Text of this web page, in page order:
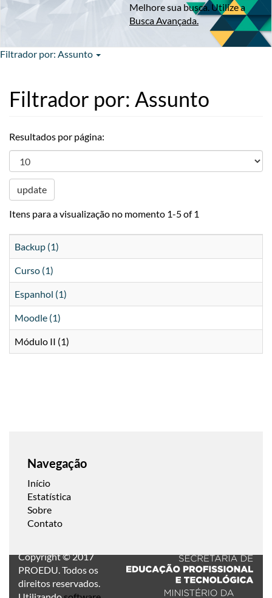
Melhore sua busca. Utilize a
Busca Avançada.
Filtrador por: Assunto
Filtrador por: Assunto
Resultados por página:
update
Itens para a visualização no momento 1-5 of 1
Backup (1)
Curso (1)
Espanhol (1)
Moodle (1)
Módulo II (1)
Navegação
Início
Estatística
Sobre
Contato
Copyright © 2017
PROEDU. Todos os
direitos reservados.